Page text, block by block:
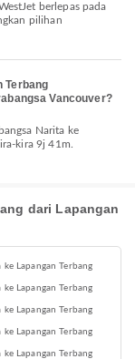
berlepas pada
pilihan
Terbang
Vancouver?
kira 9j 41m.
dari Lapangan
Lapangan Terbang
Lapangan Terbang
Lapangan Terbang
Lapangan Terbang
Lapangan Terbang